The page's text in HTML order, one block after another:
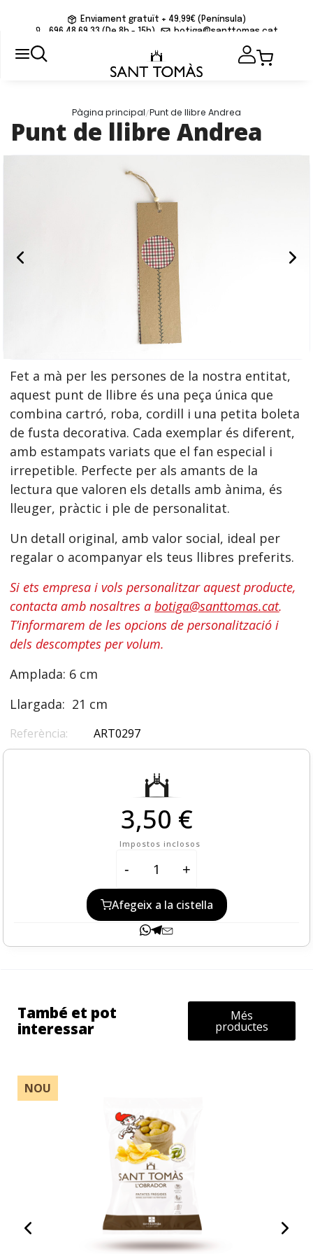
Enviament gratuït + 49,99€ (Península)
696 48 69 33 (De 8h - 15h)
botiga@santtomas.cat
Pàgina principal/Punt de llibre Andrea
Punt de llibre Andrea
Fet a mà per les persones de la nostra entitat,
aquest punt de llibre és una peça única que
combina cartró, roba, cordill i una petita boleta
de fusta decorativa. Cada exemplar és diferent,
amb estampats variats que el fan especial i
irrepetible. Perfecte per als amants de la
lectura que valoren els detalls amb ànima, és
lleuger, pràctic i ple de personalitat.
Un detall original, amb valor social, ideal per
regalar o acompanyar els teus llibres preferits.
Si ets empresa i vols personalitzar aquest producte,
contacta amb nosaltres abotiga@santtomas.cat.
T’informarem de les opcions de personalització i
dels descomptes per volum.
Amplada: 6 cm
Llargada: 21 cm
Referència: ART0297
3,50 €
Impostos inclosos
- +
Afegeix a la cistella
També et pot
interessar
Més
productes
NOU